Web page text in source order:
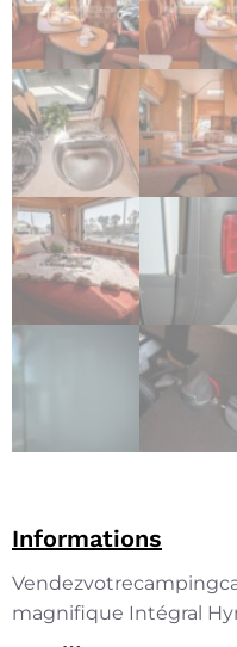
Informations
magnifique Intégral